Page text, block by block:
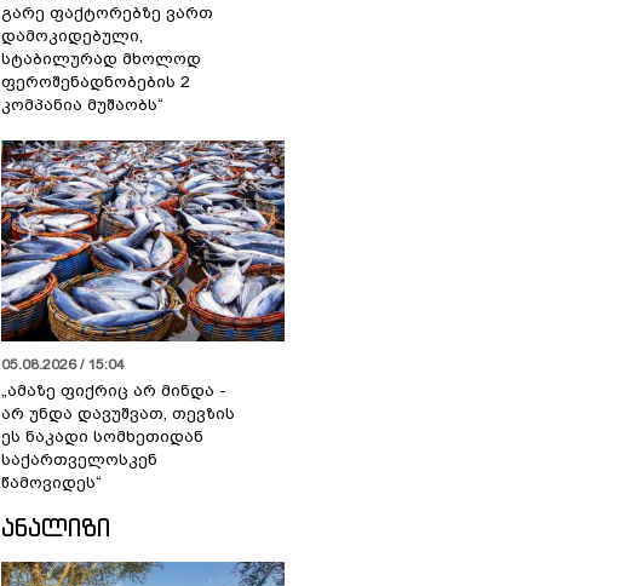
გარე ფაქტორებზე ვართ
დამოკიდებული,
სტაბილურად მხოლოდ
ფეროშენადნობების 2
კომპანია მუშაობს“
05.08.2026 / 15:04
„ამაზე ფიქრიც არ მინდა -
არ უნდა დავუშვათ, თევზის
ეს ნაკადი სომხეთიდან
საქართველოსკენ
წამოვიდეს“
ᲐᲜᲐᲚᲘᲖᲘ